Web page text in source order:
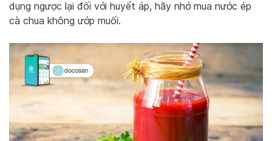
dụng ngược lại đối với huyết áp, hãy nhớ mua nước ép
cà chua không ướp muối.